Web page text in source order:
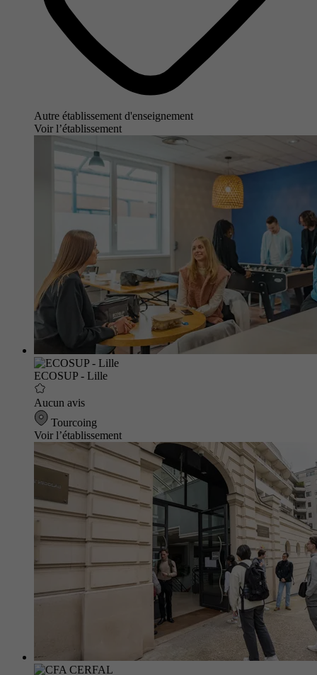
Autre établissement d'enseignement
Voir l’établissement
ECOSUP - Lille
Aucun avis
Tourcoing
Voir l’établissement